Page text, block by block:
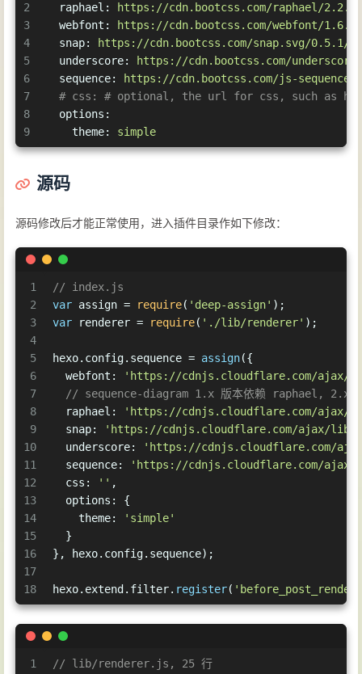
2
3
4
5
6
7
8
9
raphael:
https://cdn.bootcss.com/raphael/
webfont:
https://cdn.bootcss.com/webfont/
snap:
https://cdn.bootcss.com/snap.svg/0.5.1/
underscore:
https://cdn.bootcss.com/
sequence:
https://cdn.bootcss.com/js-sequence-
# css: # optional, the url for css, such as
options:
theme:
simple
源码
源码修改后才能正常使用，进入插件目录作如下修改：
1
2
3
4
5
6
7
8
9
10
11
12
13
14
15
16
17
18
// index.js
var assign = require( 'deep-assign' );
var renderer = require( './lib/renderer' );
hexo. config. sequence = assign({
webfont :
'https://cdnjs.cloudflare.com/ajax/
// sequence-diagram 1.x 版本依赖 raphael, 2.x版
raphael :
'https://cdnjs.cloudflare.com/ajax/
snap:
'https://cdnjs.cloudflare.com/ajax/libs/
underscore:
'https://cdnjs.cloudflare.com/
sequence:
'https://cdnjs.cloudflare.com/ajax/
css : '' ,
options : {
theme:
'simple'
  }
}, hexo. config. sequence);
hexo. extend . filter. register( 'before_post_render'
1
// lib/renderer.js, 25 行